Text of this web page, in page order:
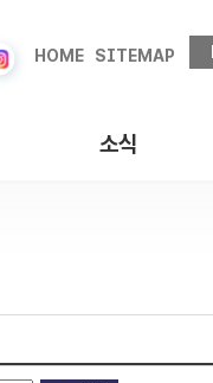
HOME SITEMAP
소식